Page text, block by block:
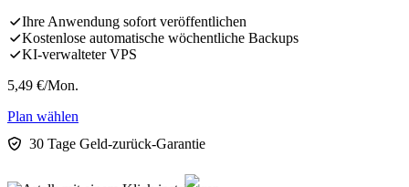
Ihre Anwendung sofort veröffentlichen
Kostenlose automatische wöchentliche Backups
KI-verwalteter VPS
5,49 €/Mon.
Plan wählen
30 Tage Geld-zurück-Garantie